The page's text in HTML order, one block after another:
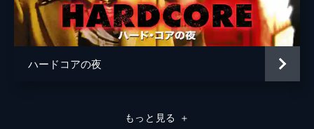
ハードコアの夜
もっと見る ＋